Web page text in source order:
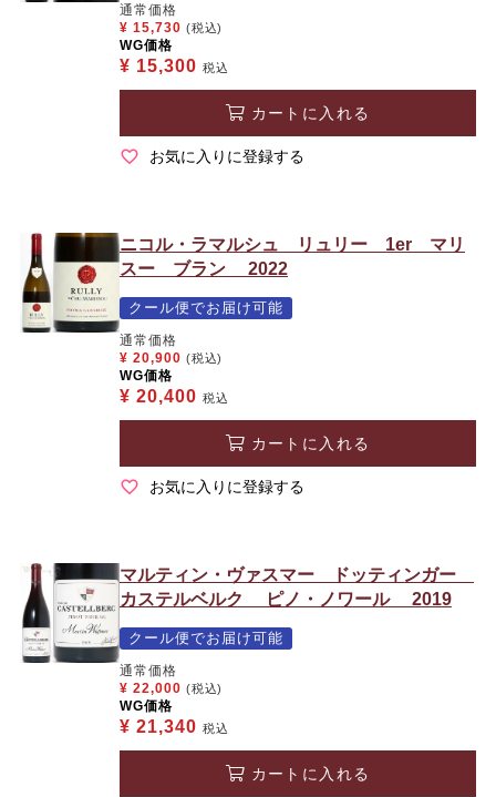
通常価格
¥ 15,730 (税込)
WG価格
¥ 15,300 税込
カートに入れる
お気に入りに登録する
ニコル・ラマルシュ リュリー 1er マリ
スー ブラン 2022
クール便でお届け可能
通常価格
¥ 20,900 (税込)
WG価格
¥ 20,400 税込
カートに入れる
お気に入りに登録する
マルティン・ヴァスマー ドッティンガー
カステルベルク ピノ・ノワール 2019
クール便でお届け可能
通常価格
¥ 22,000 (税込)
WG価格
¥ 21,340 税込
カートに入れる